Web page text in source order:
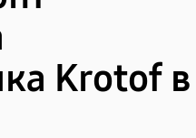
Krotof в